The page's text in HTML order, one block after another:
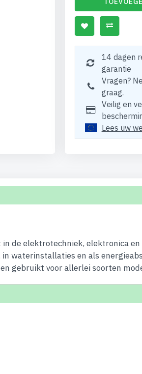
14 dagen
garantie
Vragen?
graag.
Veilig en
Lees uw
de elektrotechniek, elektronica
waterinstallaties en als
gebruikt voor allerlei soorten